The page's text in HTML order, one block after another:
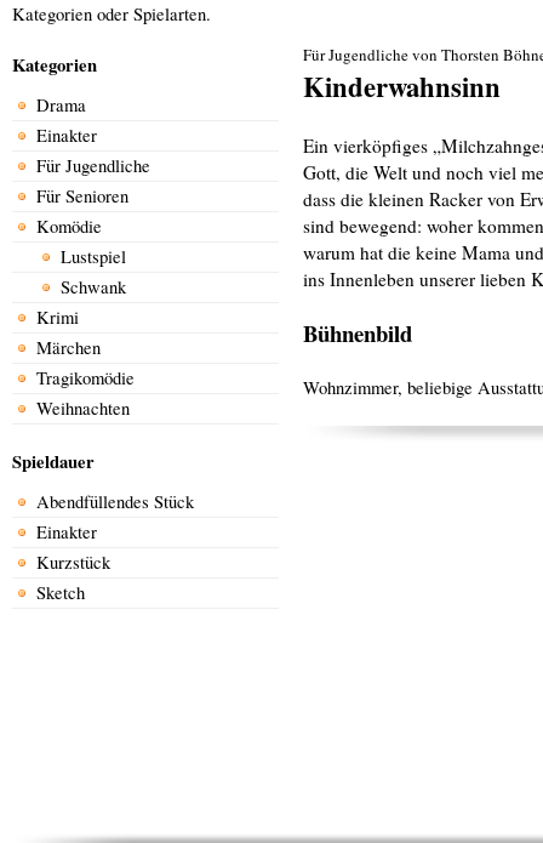
Kategorien oder Spielarten.
Kategorien
Drama
Einakter
Für Jugendliche
Für Senioren
Komödie
Lustspiel
Schwank
Krimi
Märchen
Tragikomödie
Weihnachten
Spieldauer
Abendfüllendes Stück
Einakter
Kurzstück
Sketch
Für Jugendliche von Thorsten
Kinderwahnsinn
Ein vierköpfiges
Gott, die Welt und noch viel
dass die kleinen Racker von
sind bewegend: woher
warum hat die keine Mama
ins Innenleben unserer lieben
Bühnenbild
Wohnzimmer, beliebige